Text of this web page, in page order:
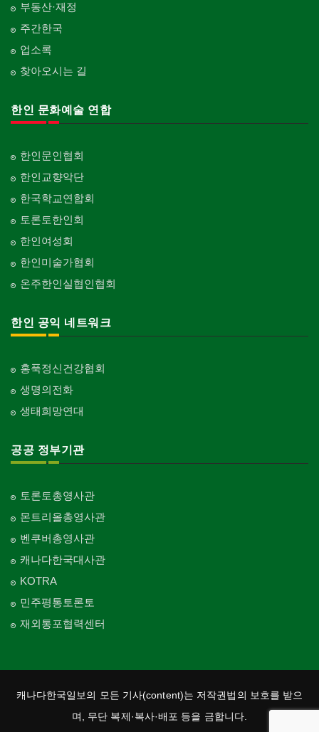
부동산·재정
주간한국
업소록
찾아오시는 길
한인 문화예술 연합
한인문인협회
한인교향악단
한국학교연합회
토론토한인회
한인여성회
한인미술가협회
온주한인실협인협회
한인 공익 네트워크
홍푹정신건강협회
생명의전화
생태희망연대
공공 정부기관
토론토총영사관
몬트리올총영사관
벤쿠버총영사관
캐나다한국대사관
KOTRA
민주평통토론토
재외통포협력센터
캐나다한국일보의 모든 기사(content)는 저작권법의 보호를 받으
며, 무단 복제·복사·배포 등을 금합니다.